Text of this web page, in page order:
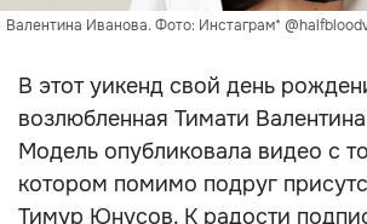
Валентина Иванова. Фото: Инстаграм*
В этот уикенд свой день
возлюбленная Тимати
Модель опубликовала видео с
котором помимо подруг
Тимур Юнусов. К радости